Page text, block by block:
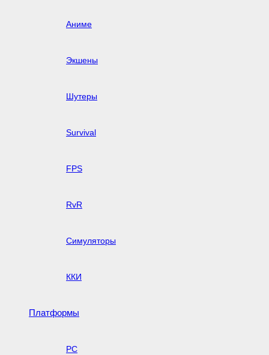
Аниме
Экшены
Шутеры
Survival
FPS
RvR
Симуляторы
ККИ
Платформы
PC